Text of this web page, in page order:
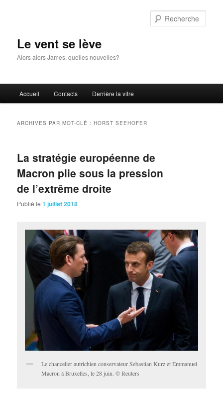
Le vent se lève
Alors alors James, quelles nouvelles?
principal
Accueil Contacts Derrière la vitre
ARCHIVES PAR MOT-CLÉ :HORST SEEHOFER
La stratégie européenne de
Macron plie sous la pression
de l’extrême droite
Publié le1 juillet 2018
Le chancelier autrichien conservateur Sebastian Kurz et Emmanuel
Macron à Bruxelles, le 28 juin. © Reuters